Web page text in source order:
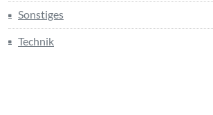
Sonstiges
Technik